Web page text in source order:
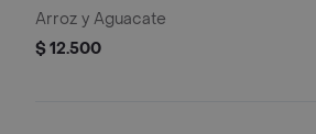
Arroz y Aguacate
$ 12.500